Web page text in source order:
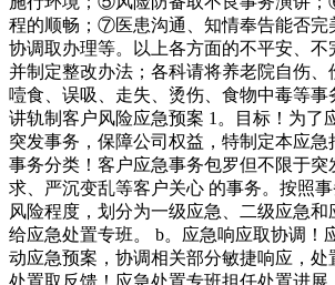
程的顺畅；⑦医患沟通、知情奉告能否
协调取办理等。以上各方面的不平安、不
并制定整改办法；各科请将养老院自伤、
噎食、误吸、走失、烫伤、食物中毒等
讲轨制客户风险应急预案 1。目标！为了
突发事务，保障公司权益，特制定本应急
事务分类！客户应急事务包罗但不限于突
求、严沉变乱等客户关心 的事务。按照
风险程度，划分为一级应急、二级应急和
给应急处置专班。 b。应急响应取协调！
动应急预案，协调相关部分敏捷响应，处
处置取反馈！应急处置专班担任处置进展